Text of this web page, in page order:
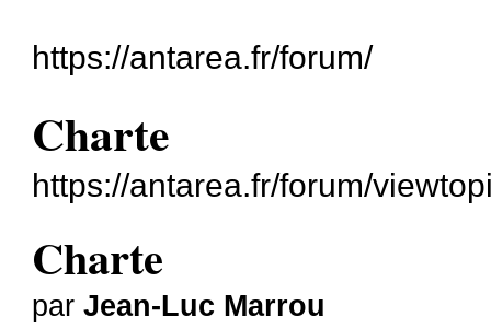
https://antarea.fr/forum/
Charte
https://antarea.fr/forum/
Charte
parJean-Luc Marrou